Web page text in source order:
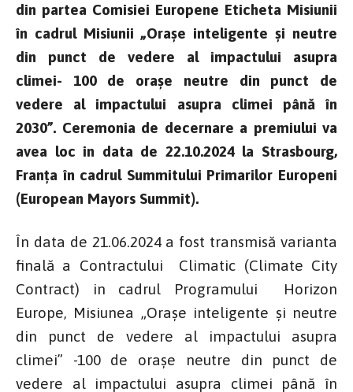
din partea Comisiei Europene Eticheta Misiunii
în cadrul Misiunii „Orașe inteligente și neutre
din punct de vedere al impactului asupra
climei- 100 de orașe neutre din punct de
vedere al impactului asupra climei până în
2030”. Ceremonia de decernare a premiului va
avea loc in data de 22.10.2024 la Strasbourg,
Franța în cadrul Summitului Primarilor Europeni
(European Mayors Summit).
În data de 21.06.2024 a fost transmisă varianta
finală a Contractului Climatic (Climate City
Contract) in cadrul Programului Horizon
Europe, Misiunea „Orașe inteligente și neutre
din punct de vedere al impactului asupra
climei” -100 de orașe neutre din punct de
vedere al impactului asupra climei până în